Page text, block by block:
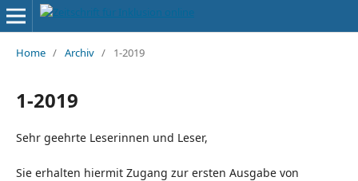
Home / Archiv / 1-2019
1-2019
Sehr geehrte Leserinnen und Leser,
Sie erhalten hiermit Zugang zur ersten Ausgabe von